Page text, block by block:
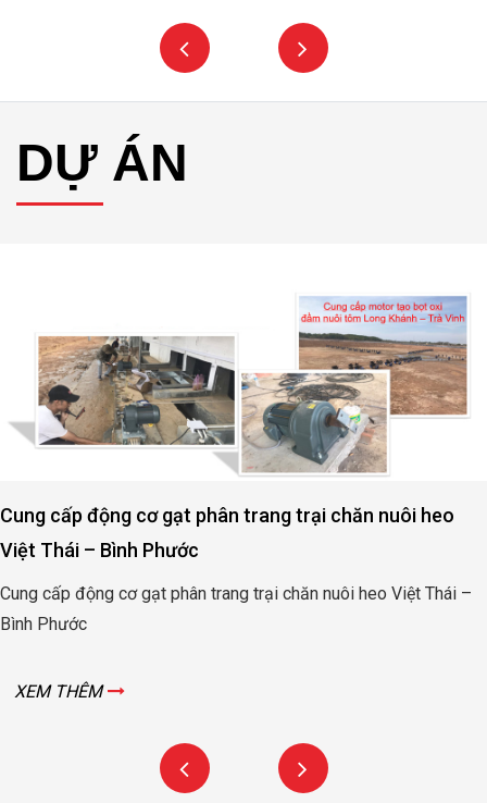
DỰ ÁN
Cung cấp động cơ gạt phân trang trại chăn nuôi heo
Việt Thái – Bình Phước
Cung cấp động cơ gạt phân trang trại chăn nuôi heo Việt Thái –
Bình Phước
XEM THÊM